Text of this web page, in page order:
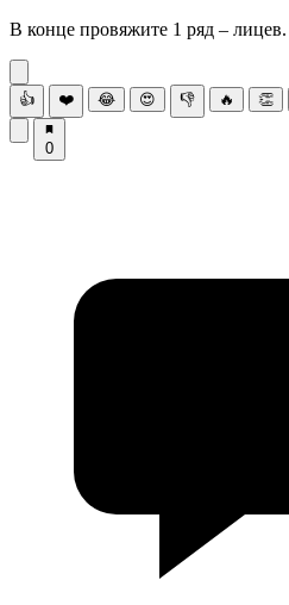
В конце провяжите 1 ряд –
👍 ❤️ 😂 😍 👎 🔥 👏
0